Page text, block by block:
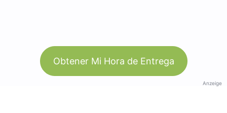
Obtener Mi Hora de Entrega
Anzeige